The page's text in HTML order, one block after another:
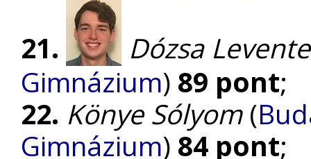
21.
Dózsa Levente
Gimnázium) 89 pont;
22. Könye Sólyom(
Gimnázium) 84 pont;